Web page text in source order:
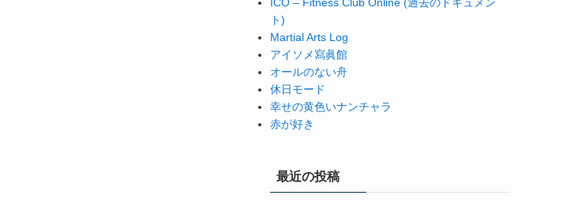
ト)
Martial Arts Log
アイソメ寫眞館
オールのない舟
休日モード
幸せの黄色いナンチャラ
赤が好き
最近の投稿